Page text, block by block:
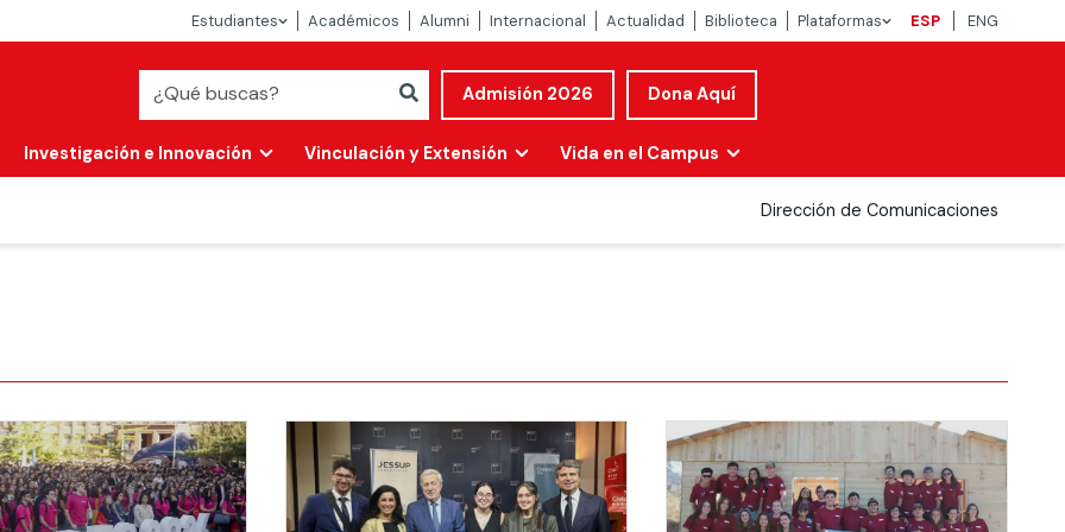
Estudiantes Académicos Alumni Internacional Actualidad Biblioteca Plataformas ESP ENG
Admisión 2026 Dona Aquí
Investigación e Innovación Vinculación y Extensión Vida en el Campus
Dirección de Comunicaciones